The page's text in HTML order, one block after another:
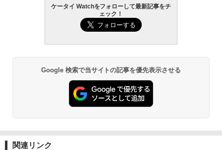
ケータイ Watchをフォローして最新記事をチ
ェック！
Google 検索で当サイトの記事を優先表示させる
関連リンク